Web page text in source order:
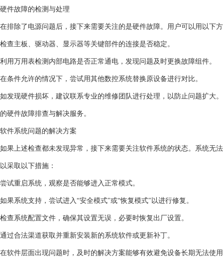
硬件故障的检测与处理
在排除了电源问题后，接下来需要关注的是硬件故障。用户可以用以下
检查主板、驱动器、显示器等关键部件的连接是否稳定。
利用万用表检测内部电路是否正常通电，发现问题及时更换故障组件。
在条件允许的情况下，尝试用其他数控系统替换原设备进行对比。
如发现硬件损坏，建议联系专业的维修团队进行处理，以防止问题扩大
的硬件故障排查与解决服务。
软件系统问题的解决方案
如果上述检查都未发现异常，接下来需要关注软件系统的状态。系统无
以采取以下措施：
尝试重启系统，观察是否能够进入正常模式。
如果系统支持，尝试进入“安全模式"或“恢复模式"以进行修复。
检查系统配置文件，确保其设置无误，必要时恢复出厂设置。
通过合法渠道获取并重新安装新的系统软件或更新补丁。
在软件层面出现问题时，及时的解决方案能够有效避免设备长期无法使